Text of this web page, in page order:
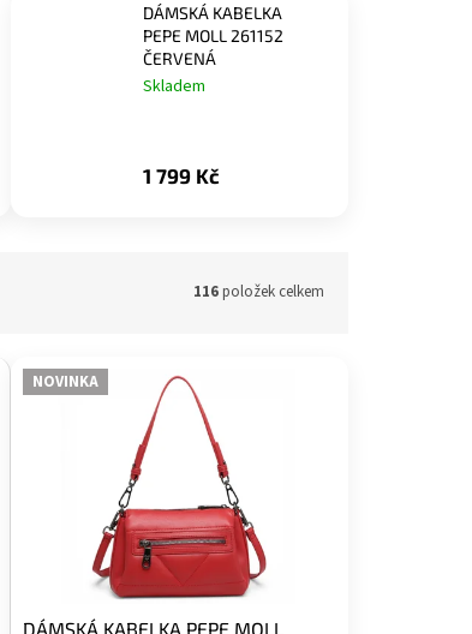
DÁMSKÁ KABELKA
PEPE MOLL 261152
ČERVENÁ
Skladem
1 799 Kč
116položek celkem
NOVINKA
DÁMSKÁ KABELKA PEPE MOLL